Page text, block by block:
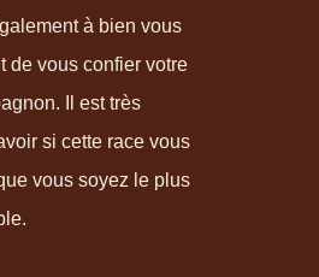
à bien vous
de vous confier votre
Il est très
si cette race vous
vous soyez le plus